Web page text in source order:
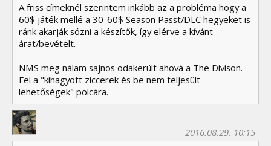
A friss címeknél szerintem inkább az a probléma hogy a
60$ játék mellé a 30-60$ Season Passt/DLC hegyeket is
ránk akarják sózni a készítők, így elérve a kívánt
árat/bevételt.
NMS meg nálam sajnos odakerült ahová a The Divison.
Fel a "kihagyott ziccerek és be nem teljesült
lehetőségek" polcára.
2016.08.29. 10:15